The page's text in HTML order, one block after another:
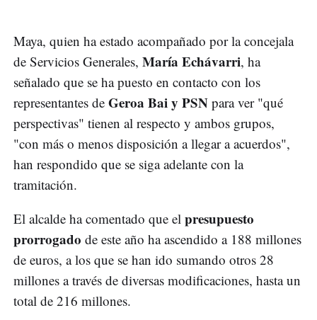
Maya, quien ha estado acompañado por la concejala
de Servicios Generales, María Echávarri, ha
señalado que se ha puesto en contacto con los
representantes de Geroa Bai y PSN para ver "qué
perspectivas" tienen al respecto y ambos grupos,
"con más o menos disposición a llegar a acuerdos",
han respondido que se siga adelante con la
tramitación.
El alcalde ha comentado que el presupuesto
prorrogado de este año ha ascendido a 188 millones
de euros, a los que se han ido sumando otros 28
millones a través de diversas modificaciones, hasta un
total de 216 millones.